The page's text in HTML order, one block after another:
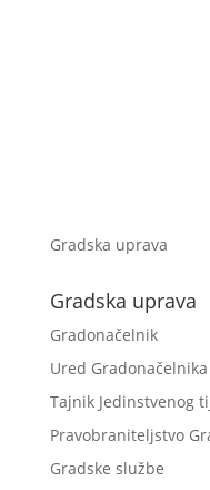
Gradska uprava
Gradska uprava
Gradonačelnik
Ured Gradonačelnika
Tajnik Jedinstvenog
Pravobraniteljstvo
Gradske službe